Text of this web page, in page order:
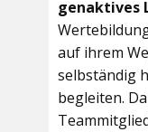
genaktives
auf ihrem
selbständig
begleiten.